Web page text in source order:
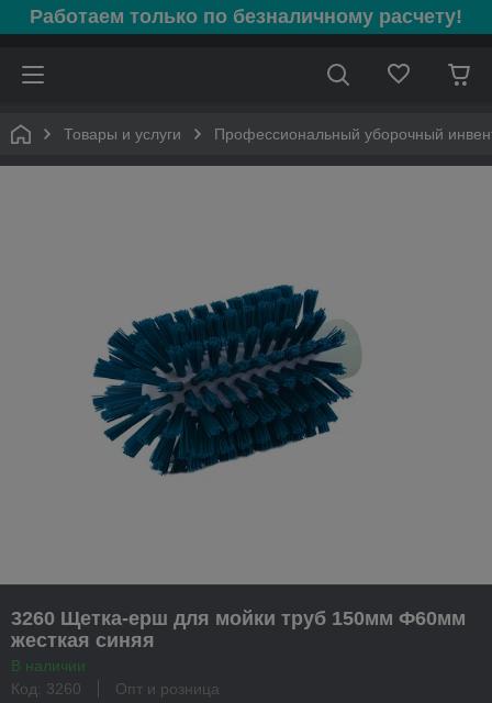
Работаем только по безналичному расчету!
Товары и услуги Профессиональный уборочный
3260 Щетка-ерш для мойки труб 150мм Ф60мм
жесткая синяя
В наличии
Код: 3260
Опт и розница